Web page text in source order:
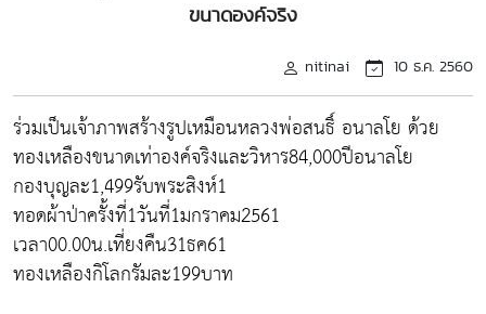
ขนาดองค์จริง
nitinai 10 ธ.ค. 2560
ร่วมเป็นเจ้าภาพสร้างรูปเหมือนหลวงพ่อสนธิ์ อนาลโย ด้วย
ทองเหลืองขนาดเท่าองค์จริงและวิหาร84,000ปีอนาลโย
กองบุญละ1,499รับพระสิงห์1
ทอดผ้าป่าครั้งที่1วันที่1มกราคม2561
เวลา00.00น.เที่ยงคืน31ธค61
ทองเหลืองกิโลกรัมละ199บาท